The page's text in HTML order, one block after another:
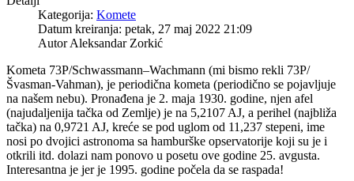
Kategorija: Komete
Datum kreiranja: petak, 27 maj 2022 21:09
Autor Aleksandar Zorkić
Kometa 73P/Schwassmann–Wachmann (mi bismo rekli 73P/
Švasman-Vahman), je periodična kometa (periodično se pojavljuje
na našem nebu). Pronađena je 2. maja 1930. godine, njen afel
(najudaljenija tačka od Zemlje) je na 5,2107 AJ, a perihel (najbliža
tačka) na 0,9721 AJ, kreće se pod uglom od 11,237 stepeni, ime
nosi po dvojici astronoma sa hamburške opservatorije koji su je i
otkrili itd. dolazi nam ponovo u posetu ove godine 25. avgusta.
Interesantna je jer je 1995. godine počela da se raspada!